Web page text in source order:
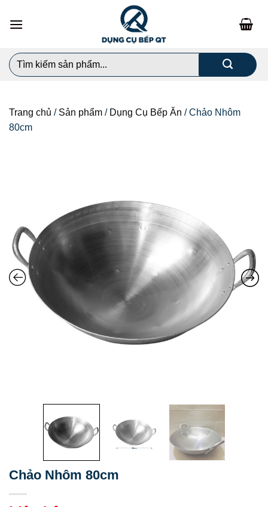
đến
dung
Search
for:
Trang chủ / Sản phẩm / Dụng Cụ Bếp Ăn /Chảo Nhôm
80cm
Chảo Nhôm 80cm